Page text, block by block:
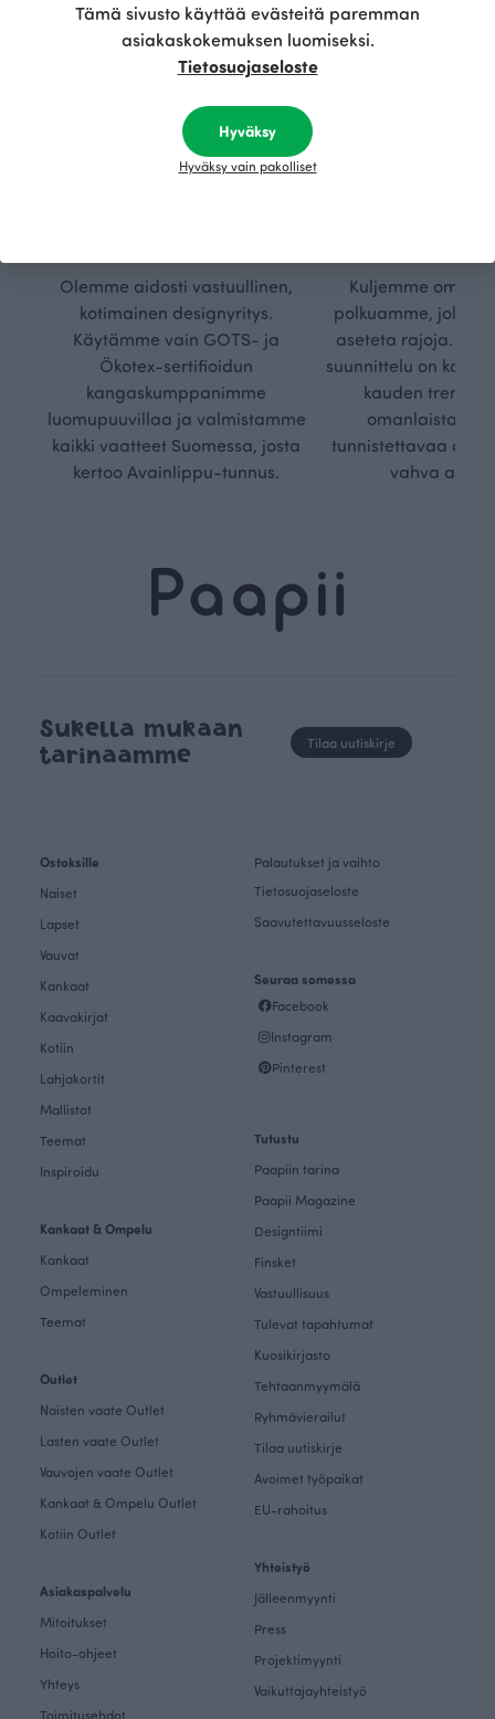
Olemme aidosti vastuullinen,
kotimainen designyritys.
Käytämme vain GOTS- ja
Ökotex-sertifioidun
kangaskumppanimme
luomupuuvillaa ja valmistamme
kaikki vaatteet Suomessa, josta
kertoo Avainlippu-tunnus.
Kuljemme omaa,
polkuamme, jolla
aseteta rajoja.
suunnittelu on
kauden
omanlaista,
tunnistettavaa
vahva
Sukella mukaan
tarinaamme
Tilaa uutiskirje
Ostoksille
Naiset
Lapset
Vauvat
Kankaat
Kaavakirjat
Kotiin
Lahjakortit
Mallistot
Teemat
Inspiroidu
Kankaat & Ompelu
Kankaat
Ompeleminen
Teemat
Outlet
Naisten vaate Outlet
Lasten vaate Outlet
Vauvojen vaate Outlet
Kankaat & Ompelu Outlet
Kotiin Outlet
Asiakaspalvelu
Mitoitukset
Hoito-ohjeet
Yhteys
Toimitusehdot
Palautukset ja vaihto
Tietosuojaseloste
Saavutettavuusseloste
Seuraa somessa
Facebook
Instagram
Pinterest
Tutustu
Paapiin tarina
Paapii Magazine
Designtiimi
Finsket
Vastuullisuus
Tulevat tapahtumat
Kuosikirjasto
Tehtaanmyymälä
Ryhmävierailut
Tilaa uutiskirje
Avoimet työpaikat
EU-rahoitus
Yhteistyö
Jälleenmyynti
Press
Projektimyynti
Vaikuttajayhteistyö
Tämä sivusto käyttää evästeitä paremman
asiakaskokemuksen luomiseksi.
Tietosuojaseloste
Hyväksy
Hyväksy vain pakolliset